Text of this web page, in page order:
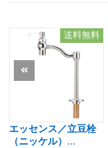
送料無料
エッセンス／立豆栓
（ニッケル）...